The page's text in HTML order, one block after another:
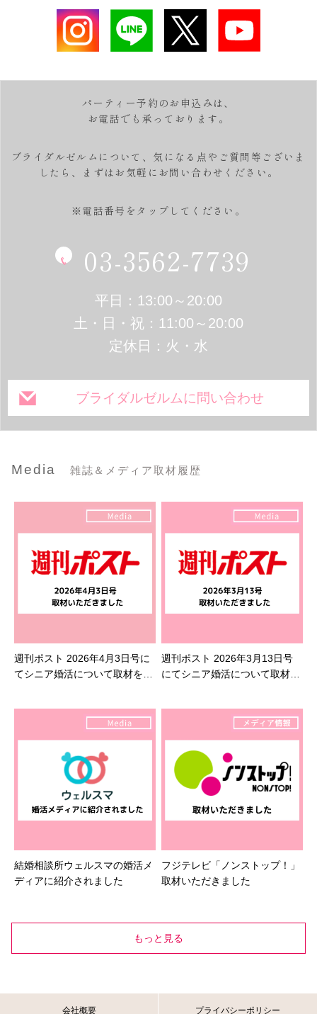
パーティー予約のお申込みは、
お電話でも承っております。
ブライダルゼルムについて、気になる点やご質問等ございま
したら、
まずはお気軽にお問い合わせください。
※電話番号をタップしてください。
03-3562-7739
平日：13:00～20:00
土・日・祝：11:00～20:00
定休日：火・水
ブライダルゼルムに問い合わせ
Media 雑誌＆メディア取材履歴
週刊ポスト 2026年4月3日号に
てシニア婚活について取材を受
週刊ポスト 2026年3月13日号
にてシニア婚活について取材を
結婚相談所ウェルスマの婚活メ
ディアに紹介されました
フジテレビ「ノンストップ！」
取材いただきました
もっと見る
会社概要 プライバシーポリシー